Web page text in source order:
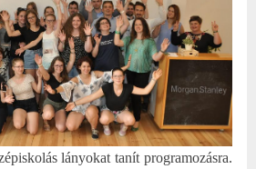
lányokat tanít programozásra.